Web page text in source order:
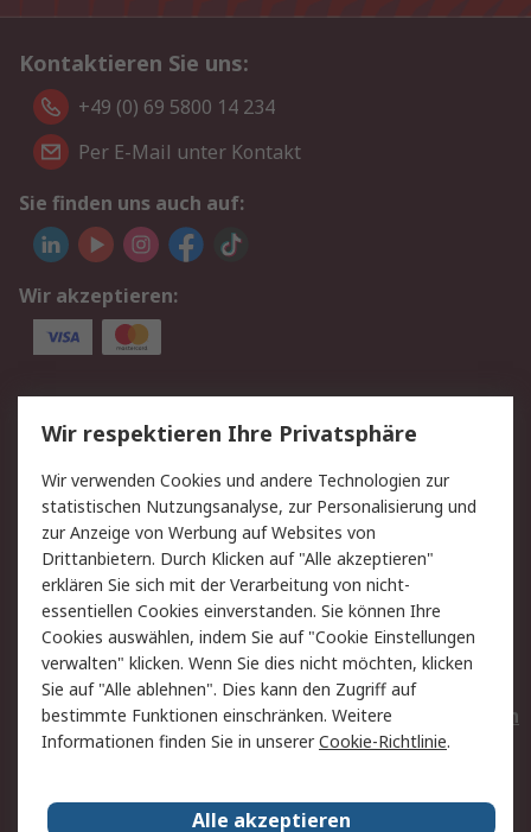
Kontaktieren Sie uns:
+49 (0) 69 5800 14 234
Per E-Mail unter Kontakt
Sie finden uns auch auf:
Wir akzeptieren:
Service
Value Added Services
Lieferlösungen
Rücksendungen
Kontakt
Hilfe
Privatkunden
Rechtliches
AGB
Datenschutz
Cookie-Richtlinie
Zahlungsbedingungen
Copyright/Impressum
Entsorgung
Elektrogeräte/Batterien
RS weltweit
Wir respektieren Ihre Privatsphäre
Wir verwenden Cookies und andere Technologien zur
statistischen Nutzungsanalyse, zur Personalisierung und
zur Anzeige von Werbung auf Websites von
Drittanbietern. Durch Klicken auf "Alle akzeptieren"
erklären Sie sich mit der Verarbeitung von nicht-
essentiellen Cookies einverstanden. Sie können Ihre
Cookies auswählen, indem Sie auf "Cookie Einstellungen
verwalten" klicken. Wenn Sie dies nicht möchten, klicken
Sie auf "Alle ablehnen". Dies kann den Zugriff auf
bestimmte Funktionen einschränken. Weitere
Informationen finden Sie in unsererCookie-Richtlinie.
Alle akzeptieren